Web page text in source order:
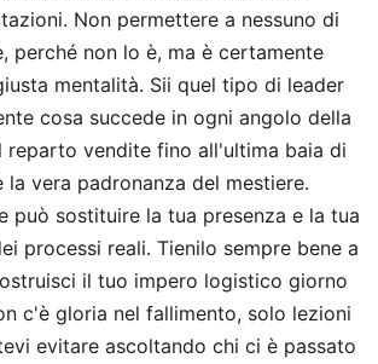
Non permettere a nessuno di
perché non lo è, ma è certamente
mentalità. Sii quel tipo di leader
cosa succede in ogni angolo della
reparto vendite fino all'ultima baia di
la vera padronanza del mestiere.
può sostituire la tua presenza e la tua
processi reali. Tienilo sempre bene a
il tuo impero logistico giorno
c'è gloria nel fallimento, solo lezioni
evitare ascoltando chi ci è passato